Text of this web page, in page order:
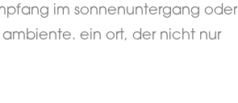
im sonnenuntergang oder
ein ort, der nicht nur